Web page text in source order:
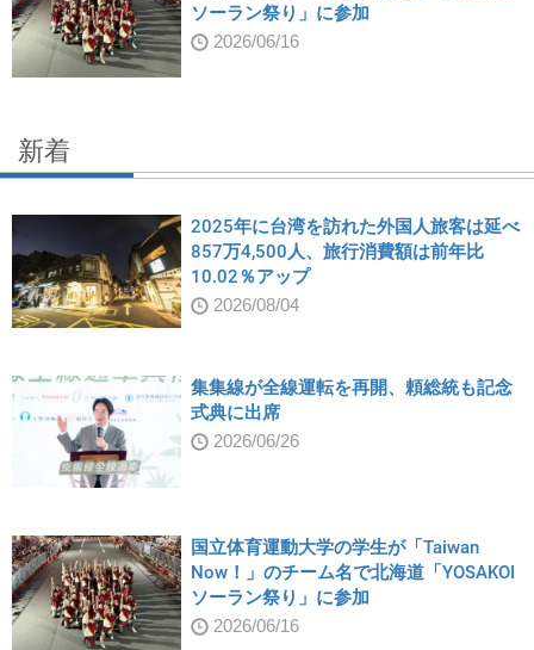
ソーラン祭り」に参加
2026/06/16
新着
2025年に台湾を訪れた外国人旅客は延べ
857万4,500人、旅行消費額は前年比
10.02％アップ
2026/08/04
集集線が全線運転を再開、頼総統も記念
式典に出席
2026/06/26
国立体育運動大学の学生が「Taiwan
Now！」のチーム名で北海道「YOSAKOI
ソーラン祭り」に参加
2026/06/16